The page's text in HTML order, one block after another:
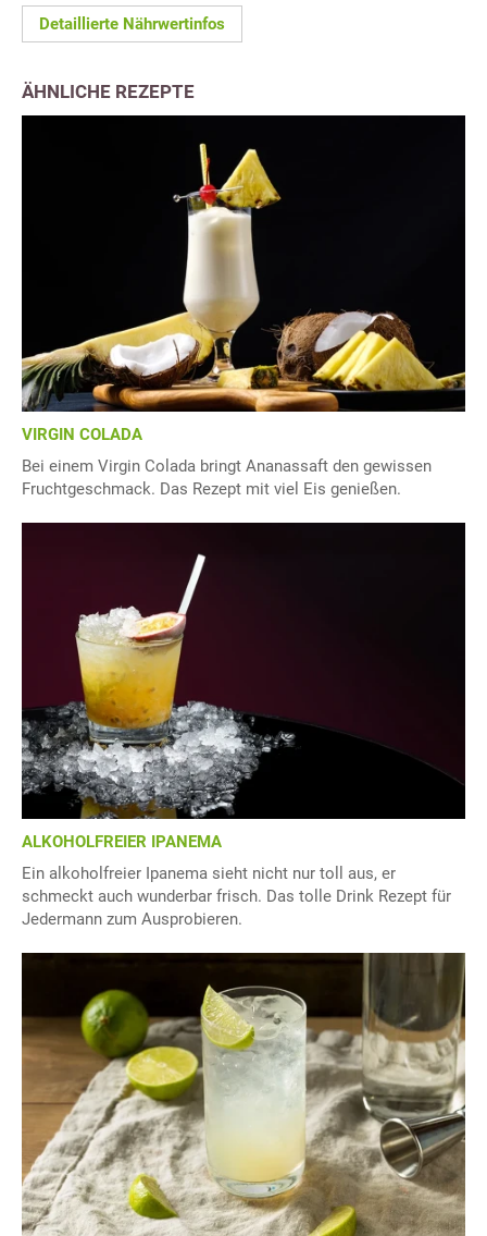
Detaillierte Nährwertinfos
ÄHNLICHE REZEPTE
VIRGIN COLADA
Bei einem Virgin Colada bringt Ananassaft den gewissen
Fruchtgeschmack. Das Rezept mit viel Eis genießen.
ALKOHOLFREIER IPANEMA
Ein alkoholfreier Ipanema sieht nicht nur toll aus, er
schmeckt auch wunderbar frisch. Das tolle Drink Rezept für
Jedermann zum Ausprobieren.